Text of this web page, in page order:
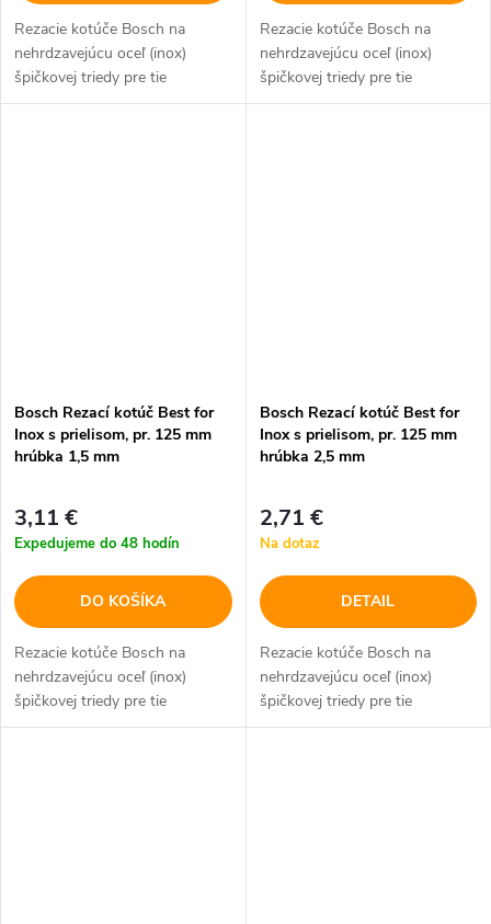
Rezacie kotúče Bosch na
nehrdzavejúcu oceľ (inox)
špičkovej triedy pre tie
najvyššie požiadavky.
Rezacie kotúče Bosch na
nehrdzavejúcu oceľ (inox)
špičkovej triedy pre tie
najvyššie požiadavky.
Bosch Rezací kotúč Best for
Inox s prielisom, pr. 125 mm
hrúbka 1,5 mm
3,11 €
Expedujeme do 48 hodín
DO KOŠÍKA
Rezacie kotúče Bosch na
nehrdzavejúcu oceľ (inox)
špičkovej triedy pre tie
najvyššie požiadavky.
Bosch Rezací kotúč Best for
Inox s prielisom, pr. 125 mm
hrúbka 2,5 mm
2,71 €
Na dotaz
DETAIL
Rezacie kotúče Bosch na
nehrdzavejúcu oceľ (inox)
špičkovej triedy pre tie
najvyššie požiadavky.